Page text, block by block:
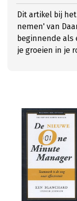
Dit artikel bij
nemen' van
beginnende als
je groeien in je